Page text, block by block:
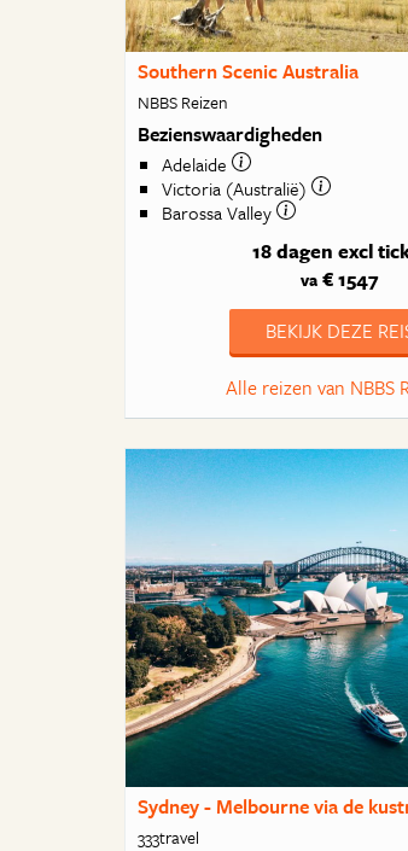
Southern Scenic Australia
NBBS Reizen
Bezienswaardigheden
Adelaide
Victoria (Australië)
Barossa Valley
18 dagen excl
va € 1547
BEKIJK DEZE
Alle reizen van NBBS
Sydney - Melbourne via de
333travel